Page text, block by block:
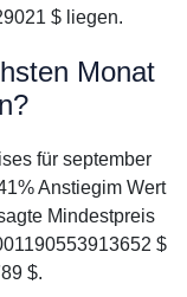
$ liegen.
Monat
für september
Anstiegim Wert
Mindestpreis
$
$.